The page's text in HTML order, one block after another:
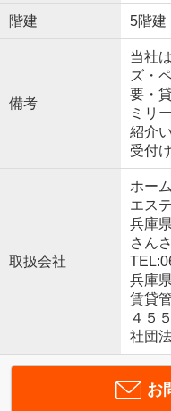
階建 5階建
備考
当社
ズ・
要・
ミリ
紹介
受付
取扱会社
ホー
エス
兵庫
さん
兵庫
賃貸
４５
社団
お